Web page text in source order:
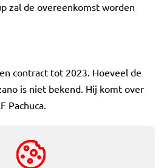
zal de overeenkomst worden
contract tot 2023. Hoeveel de
is niet bekend. Hij komt over
Pachuca.